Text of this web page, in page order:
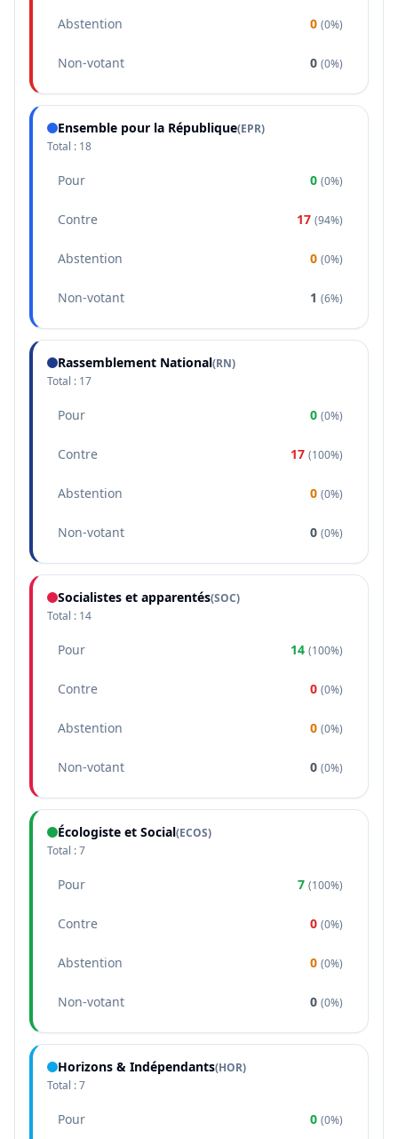
Abstention 0 (0%)
Non-votant 0 (0%)
Ensemble pour la République(EPR)
Total : 18
Pour 0 (0%)
Contre 17 (94%)
Abstention 0 (0%)
Non-votant 1 (6%)
Rassemblement National(RN)
Total : 17
Pour 0 (0%)
Contre 17 (100%)
Abstention 0 (0%)
Non-votant 0 (0%)
Socialistes et apparentés(SOC)
Total : 14
Pour 14 (100%)
Contre 0 (0%)
Abstention 0 (0%)
Non-votant 0 (0%)
Écologiste et Social(ECOS)
Total :7
Pour 7 (100%)
Contre 0 (0%)
Abstention 0 (0%)
Non-votant 0 (0%)
Horizons & Indépendants(HOR)
Total :7
Pour 0 (0%)